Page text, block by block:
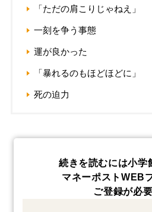
「ただの肩こりじゃねえ」
一刻を争う事態
運が良かった
「暴れるのもほどほどに」
死の迫力
続きを読むには小学
マネーポストWEB
ご登録が必